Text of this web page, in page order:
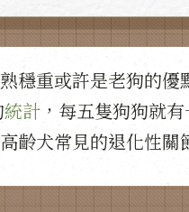
穩重或許是老狗的
統計 ，每五隻狗狗就
齡犬常見的退化性關